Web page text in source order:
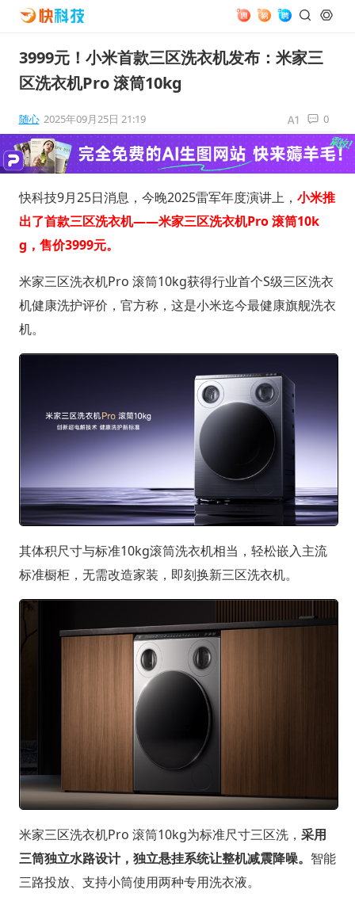
3999元！小米首款三区洗衣机发布：米家三
区洗衣机Pro 滚筒10kg
随心 2025年09月25日 21:19 0
快科技9月25日消息，今晚2025雷军年度演讲上， 小米推
出了首款三区洗衣机——米家三区洗衣机Pro 滚筒10k
g，售价3999元。
米家三区洗衣机Pro 滚筒10kg获得行业首个S级三区洗衣
机健康洗护评价，官方称，这是小米迄今最健康旗舰洗衣
机。
其体积尺寸与标准10kg滚筒洗衣机相当，轻松嵌入主流
标准橱柜，无需改造家装，即刻换新三区洗衣机。
米家三区洗衣机Pro 滚筒10kg为标准尺寸三区洗， 采用
三筒独立水路设计，独立悬挂系统让整机减震降噪。 智能
三路投放、支持小筒使用两种专用洗衣液。